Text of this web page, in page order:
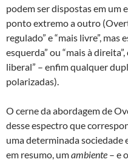
podem ser dispostas em um
ponto extremo a outro
regulado” e “mais livre”, mas
esquerda” ou “mais à
liberal” – enfim qualquer
polarizadas).
O cerne da abordagem de
desse espectro que
uma determinada sociedade
em resumo, umambiente – e